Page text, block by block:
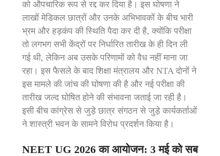
को औपचारिक रूप से रद्द कर दिया है। इस घोषणा ने
लाखों मेडिकल छात्रों और उनके अभिभावकों के बीच भारी
भ्रम और हड़कंप की स्थिति पैदा कर दी है, क्योंकि परीक्षा
तो लगभग सभी केंद्रों पर निर्धारित तारीख के ही दिन ली
गई थी, लेकिन अब उसके परिणामों को वैध नहीं माना जा
रहा। इस फैसले के बाद शिक्षा मंत्रालय और NTA दोनों ने
इस मामले की जांच की घोषणा की है और नई परीक्षा की
तारीख जल्द घोषित होने की संभावना जताई जा रही है।
इसी बीच कांग्रेस से जुड़े छात्र संगठन से जुड़े कार्यकर्ताओं
ने शास्त्री भवन के सामने विरोध प्रदर्शन किया है।
NEET UG 2026 का आयोजन: 3 मई को सब